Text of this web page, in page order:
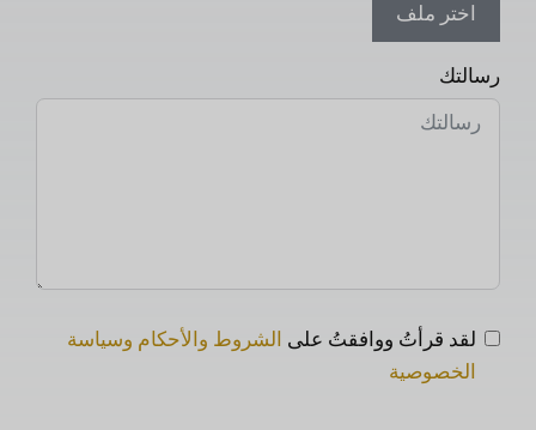
اختر ملف
رسالتك
لقد قرأتُ ووافقتُ على الشروط والأحكام وسياسة
الخصوصية